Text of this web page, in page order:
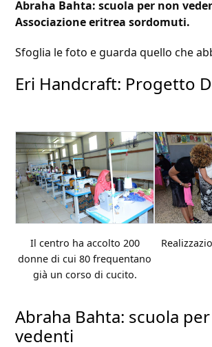
Abraha Bahta: scuola per non
Associazione eritrea sordomuti.
Sfoglia le foto e guarda quello che
Eri Handcraft: Progetto
Il centro ha accolto 200
donne di cui 80 frequentano
già un corso di cucito.
Abraha Bahta: scuola
vedenti